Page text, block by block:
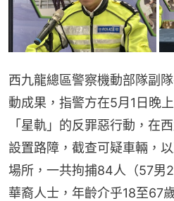
西九龍總區警察機動部隊副
動成果，指警方在5月1日晚
「星軌」的反罪惡行動，在
設置路障，截查可疑車輛，
場所，一共拘捕84人（57男
華裔人士，年齡介乎18至67